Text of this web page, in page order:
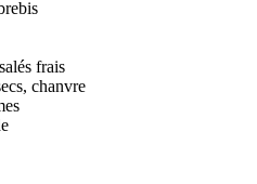
frais
chanvre